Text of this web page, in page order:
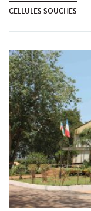
CELLULES SOUCHES